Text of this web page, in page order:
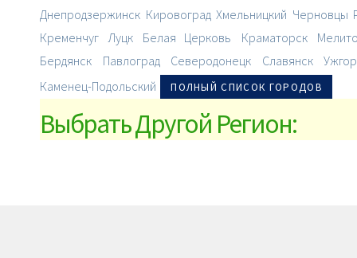
Днепродзержинск Кировоград Хмельницкий Черновцы
Кременчуг
Луцк Белая Церковь Краматорск
Бердянск
Павлоград Северодонецк Славянск
Каменец-Подольский
ПОЛНЫЙ СПИСОК ГОРОДОВ
Выбрать Другой Регион: